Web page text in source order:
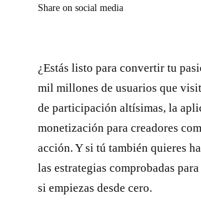
Share on social media
¿Estás listo para convertir tu
mil millones de usuarios que
de participación altísimas, la
monetización para creadores
acción. Y si tú también quieres
las estrategias comprobadas
si empiezas desde cero.